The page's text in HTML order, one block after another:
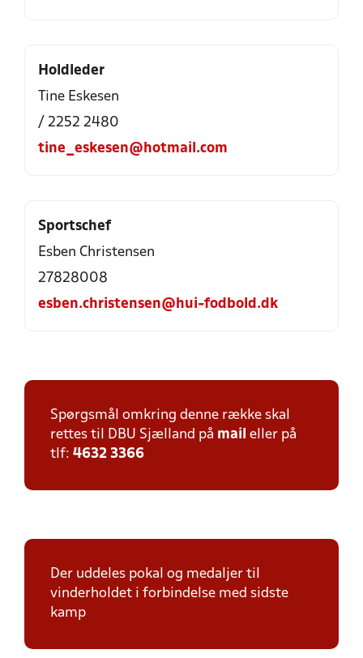
Holdleder
Tine Eskesen
/ 2252 2480
tine_eskesen@hotmail.com
Sportschef
Esben Christensen
27828008
esben.christensen@hui-fodbold.dk
Spørgsmål omkring denne række skal
rettes til DBU Sjælland på mail eller på
tlf: 4632 3366
Der uddeles pokal og medaljer til
vinderholdet i forbindelse med sidste
kamp